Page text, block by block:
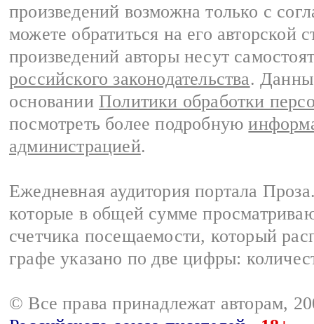
произведений возможна только с
можете обратиться на его авторской
произведений авторы несут
российского законодательства.
основании Политики обработки
посмотреть более подробную
администрацией.
Ежедневная аудитория портала
которые в общей сумме
счетчика посещаемости, который
графе указано по две цифры:
© Все права принадлежат авторам,